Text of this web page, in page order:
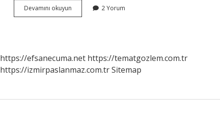
Devamını okuyun
Bölgesi
2 Yorum
https://efsanecuma.net https://tematgozlem.com.tr
https://izmirpaslanmaz.com.trSitemap